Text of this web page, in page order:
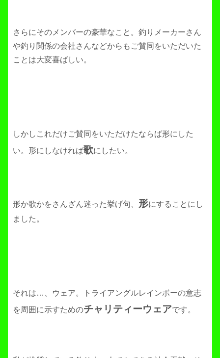
さらにそのメンバーの豪華なこと。釣りメーカーさん
や釣り関係の会社さんなどからもご賛同をいただいた
ことは大変喜ばしい。
しかしこれだけご賛同をいただけたならば形にした
い。形にしなければ歌にしたい。
形か歌かをさんざん迷った挙げ句、 形にすることにし
ました。
それは…、ウェア。トライアングルレインボーの意志
を周囲に示すためのチャリティーウェアです。